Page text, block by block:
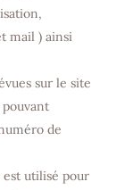
mail ) ainsi
sur le site
de
est utilisé pour